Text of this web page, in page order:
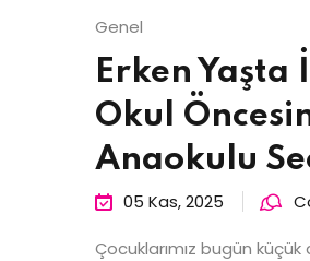
Genel
Erken Yaşta
Okul
Anaokulu
05 Kas, 2025
Çocuklarımız bugün